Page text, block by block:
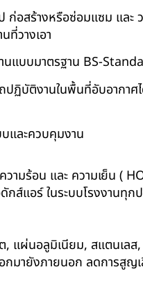
ก่อสร้างหรือซ่อมแซม แล
ที่วางเอา
แบบมาตรฐาน BS-
ฏิบัติงานในพื้นที่อับอากา
และควบคุมงาน
ามร้อน และ ความเย็น (
อร์ ในระบบโรงงานทุกป
แผ่นอลูมิเนียม, สแตนเลส
มายังภายนอก ลดการสูญ